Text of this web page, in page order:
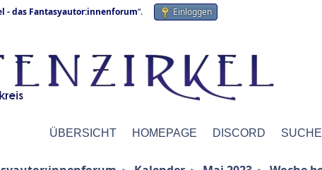
- das Fantasyautor:innenforum“. Einloggen
ÜBERSICHT HOMEPAGE DISCORD SUCHE